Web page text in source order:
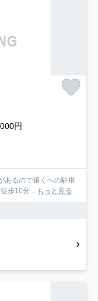
円
あるので遠くへの駐車
歩10分... もっと見る